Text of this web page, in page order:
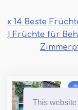
This website
« 14 Beste
| Früchte für